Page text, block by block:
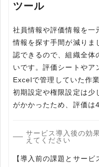
ツール
社員情報や評価情報を一
情報を探す手間が減りま
認できるので、組織全体
いです。評価シートやア
Excelで管理していた作
初期設定や権限設定は少
がかかったため、評価は
サービス導入後の効
えてください
【導入前の課題とサービ